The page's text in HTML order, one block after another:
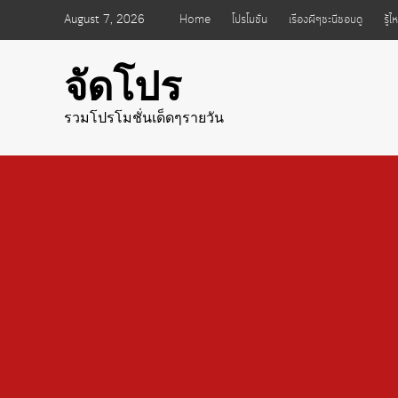
August 7, 2026 Home โปรโมชั่น เรื่องผีๆชะนีชอบดู รู้ไ
จัดโปร
รวมโปรโมชั่นเด็ดๆรายวัน